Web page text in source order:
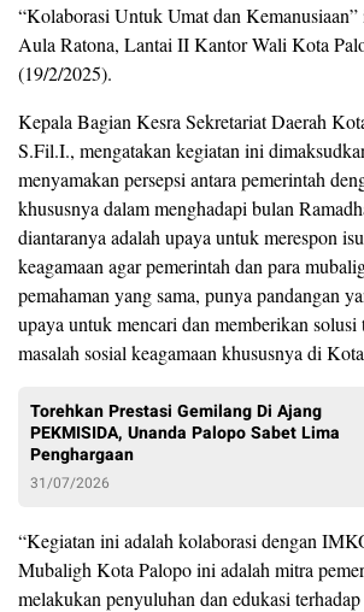
“Kolaborasi Untuk Umat dan
Aula Ratona, Lantai II Kantor Wali Kota
(19/2/2025).
Kepala Bagian Kesra Sekretariat Daerah
S.Fil.I., mengatakan kegiatan ini
menyamakan persepsi antara pemerintah
khususnya dalam menghadapi bulan
diantaranya adalah upaya untuk merespon
keagamaan agar pemerintah dan para
pemahaman yang sama, punya pandangan
upaya untuk mencari dan memberikan solusi
masalah sosial keagamaan khususnya di
Torehkan Prestasi Gemilang Di Ajang
PEKMISIDA, Unanda Palopo Sabet Lima
Penghargaan
31/07/2026
“Kegiatan ini adalah kolaborasi dengan
Mubaligh Kota Palopo ini adalah mitra
melakukan penyuluhan dan edukasi